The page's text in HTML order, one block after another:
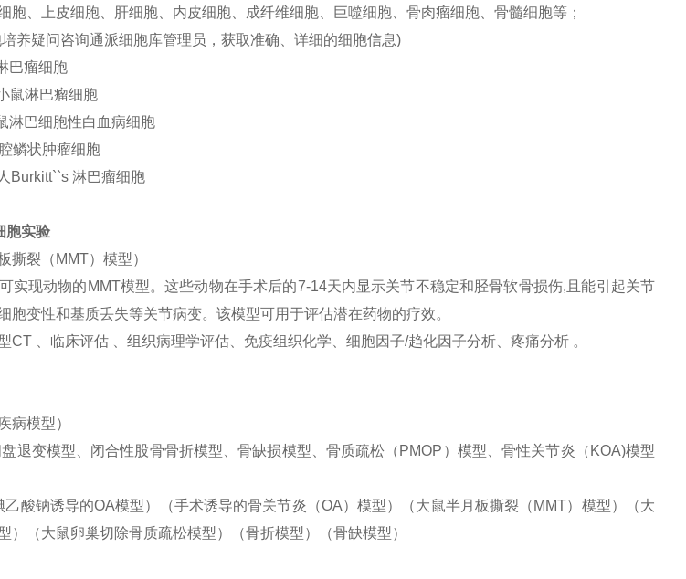
胞、上皮细胞、肝细胞、内皮细胞、成纤维细胞、巨噬细胞、骨肉瘤细胞、骨髓细胞等；
养疑问咨询通派细胞库管理员，获取准确、详细的细胞信息)
瘤细胞
淋巴瘤细胞
巴细胞性白血病细胞
状肿瘤细胞
淋巴瘤细胞
胞实验
撕裂（MMT）模型）
实现动物的MMT模型。这些动物在手术后的7-14天内显示关节不稳定和胫骨软骨损伤,且能引起关节
胞变性和基质丢失等关节病变。该模型可用于评估潜在药物的疗效。
CT 、临床评估 、组织病理学评估、免疫组织化学、细胞因子/趋化因子分析、疼痛分析 。
病模型）
退变模型、闭合性股骨骨折模型、骨缺损模型、骨质疏松（PMOP）模型、骨性关节炎（KOA)模型
酸钠诱导的OA模型）（手术诱导的骨关节炎（OA）模型）（大鼠半月板撕裂（MMT）模型）（大
）（大鼠卵巢切除骨质疏松模型）（骨折模型）（骨缺模型）